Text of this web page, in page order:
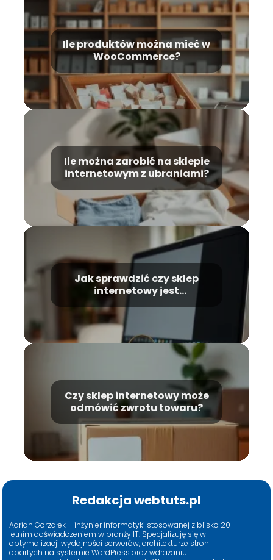
Ile produktów można mieć w
WooCommerce?
Ile można zarobić na sklepie
internetowym z ubraniami?
Jak sprawdzić czy sklep
internetowy jest
wiarygodny?
Czy sklep internetowy może
odmówić zwrotu towaru?
Redakcja webtuts.pl
Adrian Gorzałek – inżynier informatyki stosowanej z blisko 20-
letnim doświadczeniem w branży IT. Specjalizuję się w
optymalizacji wydajności serwerów, architekturze stron
opartych na systemie WordPress oraz wdrażaniu